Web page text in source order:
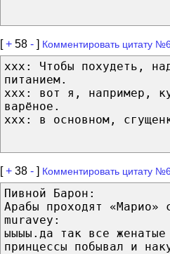
[+ 58 - ] Комментировать цитату
ххх: Чтобы похудеть,
питанием.
ххх: вот я, например,
варёное.
ххх: в основном,
[+ 38 - ] Комментировать цитату
Пивной Барон:
Арабы проходят «Марио»
muravey:
ыыыы.да так все
принцессы побывал и